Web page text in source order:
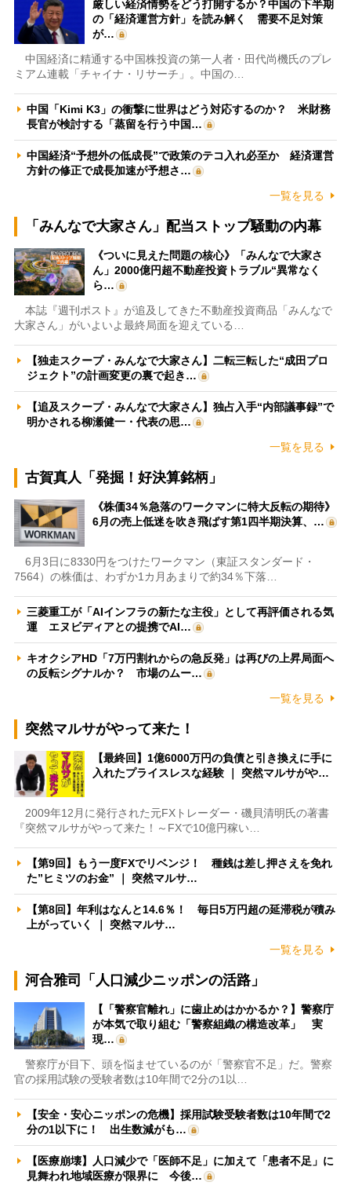
厳しい経済情勢をどう打開するか？中国の下半期
の「経済運営方針」を読み解く 需要不足対策
が…
中国経済に精通する中国株投資の第一人者・田代尚機氏のプレ
ミアム連載「チャイナ・リサーチ」。中国の…
中国「Kimi K3」の衝撃に世界はどう対応するのか？ 米財務
長官が検討する「蒸留を行う中国…
中国経済“予想外の低成長”で政策のテコ入れ必至か 経済運営
方針の修正で成長加速が予想さ…
一覧を見る
「みんなで大家さん」配当ストップ騒動の内幕
《ついに見えた問題の核心》「みんなで大家さ
ん」2000億円超不動産投資トラブル“異常なく
ら…
本誌『週刊ポスト』が追及してきた不動産投資商品「みんなで
大家さん」がいよいよ最終局面を迎えている…
【独走スクープ・みんなで大家さん】二転三転した“成田プロ
ジェクト”の計画変更の裏で起き…
【追及スクープ・みんなで大家さん】独占入手“内部議事録”で
明かされる柳瀬健一・代表の思…
一覧を見る
古賀真人「発掘！好決算銘柄」
《株価34％急落のワークマンに特大反転の期待》
6月の売上低迷を吹き飛ばす第1四半期決算、…
6月3日に8330円をつけたワークマン（東証スタンダード・
7564）の株価は、わずか1カ月あまりで約34％下落…
三菱重工が「AIインフラの新たな主役」として再評価される気
運 エヌビディアとの提携でAI…
キオクシアHD「7万円割れからの急反発」は再びの上昇局面へ
の反転シグナルか？ 市場のムー…
一覧を見る
突然マルサがやって来た！
【最終回】1億6000万円の負債と引き換えに手に
入れたプライスレスな経験 ｜ 突然マルサがや…
2009年12月に発行された元FXトレーダー・磯貝清明氏の著書
『突然マルサがやって来た！～FXで10億円稼い…
【第9回】もう一度FXでリベンジ！ 種銭は差し押さえを免れ
た”ヒミツのお金” ｜ 突然マルサ…
【第8回】年利はなんと14.6％！ 毎日5万円超の延滞税が積み
上がっていく ｜ 突然マルサ…
一覧を見る
河合雅司「人口減少ニッポンの活路」
【「警察官離れ」に歯止めはかかるか？】警察庁
が本気で取り組む「警察組織の構造改革」 実
現…
警察庁が目下、頭を悩ませているのが「警察官不足」だ。警察
官の採用試験の受験者数は10年間で2分の1以…
【安全・安心ニッポンの危機】採用試験受験者数は10年間で2
分の1以下に！ 出生数減がも…
【医療崩壊】人口減少で「医師不足」に加えて「患者不足」に
見舞われ地域医療が限界に 今後…